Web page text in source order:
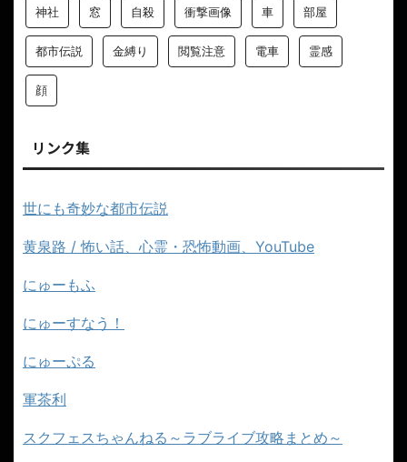
神社 窓 自殺 衝撃画像 車 部屋
都市伝説 金縛り 閲覧注意 電車 霊感
顔
リンク集
世にも奇妙な都市伝説
黄泉路 / 怖い話、心霊・恐怖動画、YouTube
にゅーもふ
にゅーすなう！
にゅーぷる
軍茶利
スクフェスちゃんねる～ラブライブ攻略まとめ～